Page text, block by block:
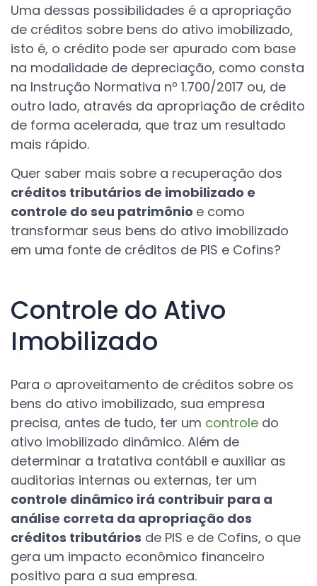
Uma dessas possibilidades é a apropriação
de créditos sobre bens do ativo imobilizado,
isto é, o crédito pode ser apurado com base
na modalidade de depreciação, como consta
na Instrução Normativa nº 1.700/2017 ou, de
outro lado, através da apropriação de crédito
de forma acelerada, que traz um resultado
mais rápido.
Quer saber mais sobre a recuperação dos
créditos tributários de imobilizado e
controle do seu patrimônio e como
transformar seus bens do ativo imobilizado
em uma fonte de créditos de PIS e Cofins?
Controle do Ativo
Imobilizado
Para o aproveitamento de créditos sobre os
bens do ativo imobilizado, sua empresa
precisa, antes de tudo, ter um controle do
ativo imobilizado dinâmico. Além de
determinar a tratativa contábil e auxiliar as
auditorias internas ou externas, ter um
controle dinâmico irá contribuir para a
análise correta da apropriação dos
créditos tributários de PIS e de Cofins, o que
gera um impacto econômico financeiro
positivo para a sua empresa.